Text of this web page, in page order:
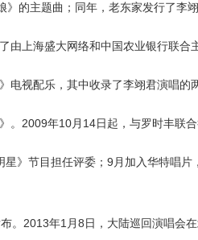
的主题曲；同年，老东家发行了李
由上海盛大网络和中国农业银行联合
电视配乐，其中收录了李翊君演唱的
。2009年10月14日起，与罗时丰联
》节目担任评委；9月加入华特唱
。2013年1月8日，大陆巡回演唱会